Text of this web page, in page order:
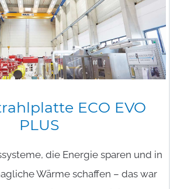
ECO EVO
PLUS
die Energie sparen und in
Wärme schaffen – das war